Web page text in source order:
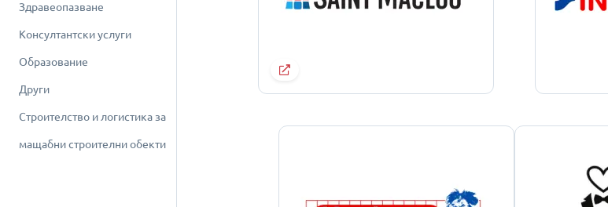
Здравеопазване
Консултантски услуги
Образование
Други
Строителство и логистика за
мащабни строителни обекти